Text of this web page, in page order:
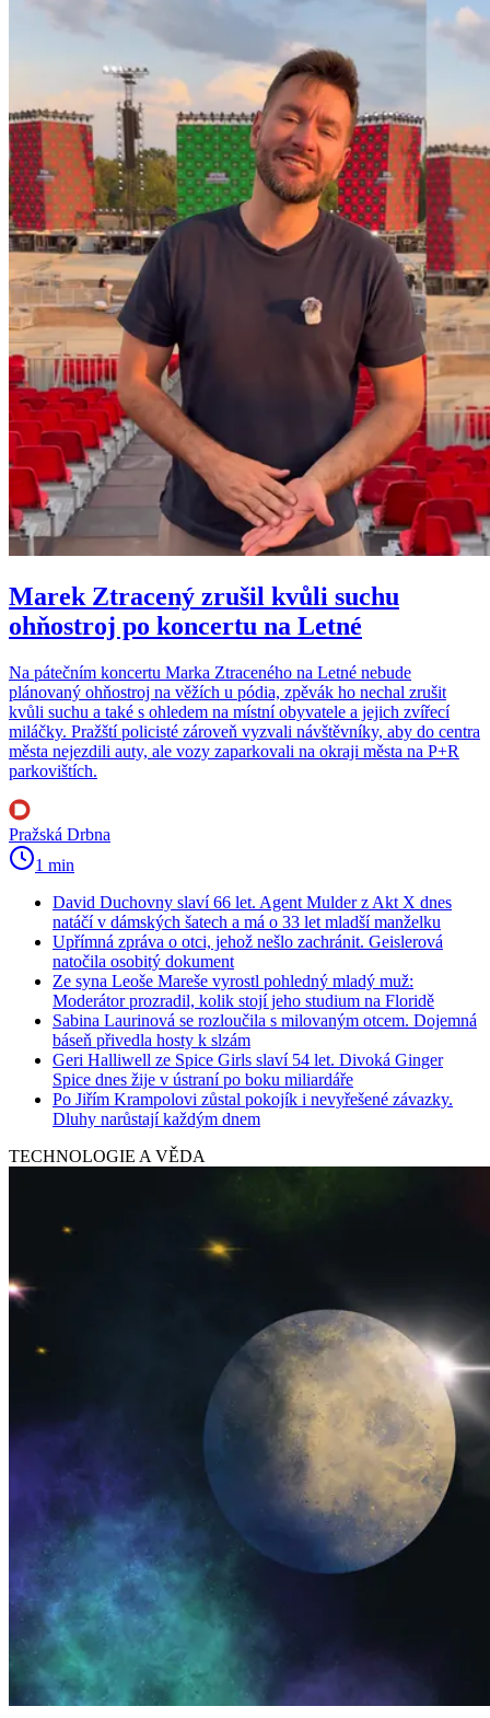
Marek Ztracený zrušil kvůli suchu
ohňostroj po koncertu na Letné
Na pátečním koncertu Marka Ztraceného na Letné nebude
plánovaný ohňostroj na věžích u pódia, zpěvák ho nechal zrušit
kvůli suchu a také s ohledem na místní obyvatele a jejich zvířecí
miláčky. Pražští policisté zároveň vyzvali návštěvníky, aby do centra
města nejezdili auty, ale vozy zaparkovali na okraji města na P+R
parkovištích.
Pražská Drbna
1 min
David Duchovny slaví 66 let. Agent Mulder z Akt X dnes
natáčí v dámských šatech a má o 33 let mladší manželku
Upřímná zpráva o otci, jehož nešlo zachránit. Geislerová
natočila osobitý dokument
Ze syna Leoše Mareše vyrostl pohledný mladý muž:
Moderátor prozradil, kolik stojí jeho studium na Floridě
Sabina Laurinová se rozloučila s milovaným otcem. Dojemná
báseň přivedla hosty k slzám
Geri Halliwell ze Spice Girls slaví 54 let. Divoká Ginger
Spice dnes žije v ústraní po boku miliardáře
Po Jiřím Krampolovi zůstal pokojík i nevyřešené závazky.
Dluhy narůstají každým dnem
TECHNOLOGIE A VĚDA